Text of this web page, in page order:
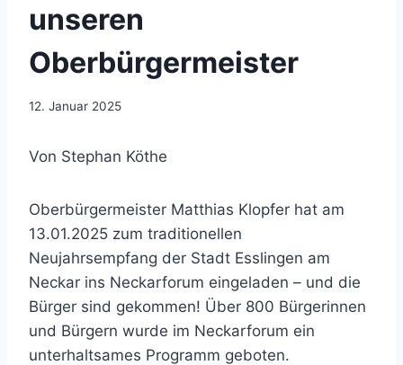
unseren
Oberbürgermeister
12. Januar 2025
Von Stephan Köthe
Oberbürgermeister Matthias Klopfer hat am
13.01.2025 zum traditionellen
Neujahrsempfang der Stadt Esslingen am
Neckar ins Neckarforum eingeladen – und die
Bürger sind gekommen! Über 800 Bürgerinnen
und Bürgern wurde im Neckarforum ein
unterhaltsames Programm geboten.